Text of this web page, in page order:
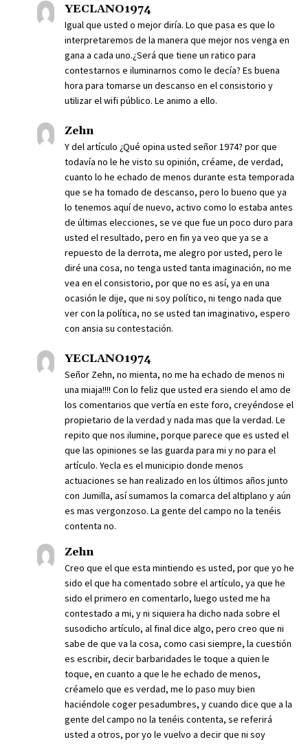
YECLANO1974
Igual que usted o mejor diría. Lo que pasa es que lo
interpretaremos de la manera que mejor nos venga en
gana a cada uno.¿Será que tiene un ratico para
contestarnos e iluminarnos como le decía? Es buena
hora para tomarse un descanso en el consistorio y
utilizar el wifi público. Le animo a ello.
Zehn
Y del artículo ¿Qué opina usted señor 1974? por que
todavía no le he visto su opinión, créame, de verdad,
cuanto lo he echado de menos durante esta temporada
que se ha tomado de descanso, pero lo bueno que ya
lo tenemos aquí de nuevo, activo como lo estaba antes
de últimas elecciones, se ve que fue un poco duro para
usted el resultado, pero en fin ya veo que ya se a
repuesto de la derrota, me alegro por usted, pero le
diré una cosa, no tenga usted tanta imaginación, no me
vea en el consistorio, por que no es así, ya en una
ocasión le dije, que ni soy político, ni tengo nada que
ver con la política, no se usted tan imaginativo, espero
con ansia su contestación.
YECLANO1974
Señor Zehn, no mienta, no me ha echado de menos ni
una miaja!!!! Con lo feliz que usted era siendo el amo de
los comentarios que vertía en este foro, creyéndose el
propietario de la verdad y nada mas que la verdad. Le
repito que nos ilumine, porque parece que es usted el
que las opiniones se las guarda para mi y no para el
artículo. Yecla es el municipio donde menos
actuaciones se han realizado en los últimos años junto
con Jumilla, así sumamos la comarca del altiplano y aún
es mas vergonzoso. La gente del campo no la tenéis
contenta no.
Zehn
Creo que el que esta mintiendo es usted, por que yo he
sido el que ha comentado sobre el artículo, ya que he
sido el primero en comentarlo, luego usted me ha
contestado a mi, y ni siquiera ha dicho nada sobre el
susodicho artículo, al final dice algo, pero creo que ni
sabe de que va la cosa, como casi siempre, la cuestión
es escribir, decir barbaridades le toque a quien le
toque, en cuanto a que le he echado de menos,
créamelo que es verdad, me lo paso muy bien
haciéndole coger pesadumbres, y cuando dice que a la
gente del campo no la tenéis contenta, se referirá
usted a otros, por yo le vuelvo a decir que ni soy